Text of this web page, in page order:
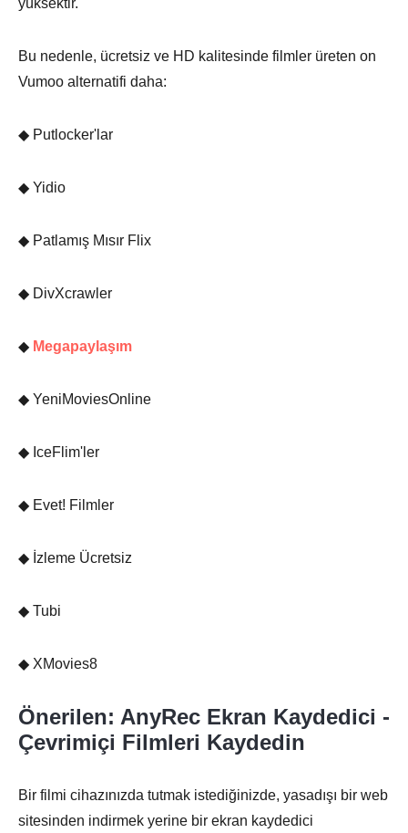
yüksektir.
Bu nedenle, ücretsiz ve HD kalitesinde filmler üreten on
Vumoo alternatifi daha:
◆ Putlocker'lar
◆ Yidio
◆ Patlamış Mısır Flix
◆ DivXcrawler
◆ Megapaylaşım
◆ YeniMoviesOnline
◆ IceFlim'ler
◆ Evet! Filmler
◆ İzleme Ücretsiz
◆ Tubi
◆ XMovies8
Önerilen: AnyRec Ekran Kaydedici -
Çevrimiçi Filmleri Kaydedin
Bir filmi cihazınızda tutmak istediğinizde, yasadışı bir web
sitesinden indirmek yerine bir ekran kaydedici